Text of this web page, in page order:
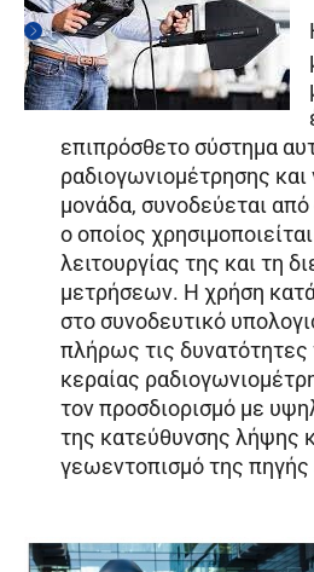
επιπρόσθετο σύστημα
ραδιογωνιομέτρησης
μονάδα, συνοδεύεται
ο οποίος
λειτουργίας της και τη
μετρήσεων. Η χρήση
στο συνοδευτικό
πλήρως τις δυνατότητες
κεραίας
τον προσδιορισμό με
της κατεύθυνσης λήψης
γεωεντοπισμό της